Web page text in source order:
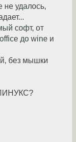
не удалось,
софт, от
до wine и
без мышки